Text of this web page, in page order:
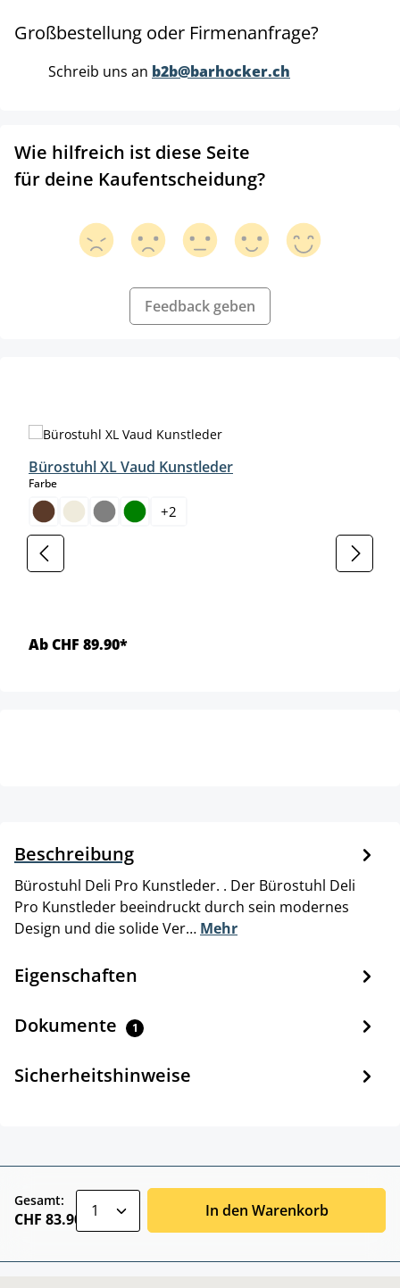
Großbestellung oder Firmenanfrage?
Schreib uns an b2b@barhocker.ch
Wie hilfreich ist diese Seite
für deine Kaufentscheidung?
Feedback geben
Bürostuhl XL Vaud Kunstleder
Farbeauswählen
+2
Ab CHF 89.90*
Beschreibung
Bürostuhl Deli Pro Kunstleder. . Der Bürostuhl Deli
Pro Kunstleder beeindruckt durch sein modernes
Design und die solide Ver… Mehr
Eigenschaften
Dokumente 1
Sicherheitshinweise
Gesamt:
CHF 83.90 In den Warenkorb